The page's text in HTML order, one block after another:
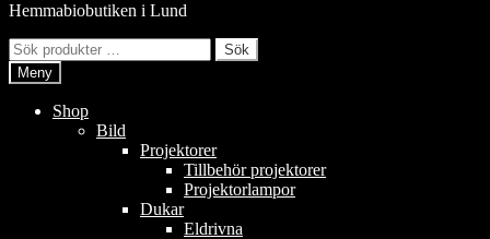
navigering
innehåll
Hemmabiobutiken i Lund
Sök
efter:
Sök
Meny
Shop
Bild
Projektorer
Tillbehör projektorer
Projektorlampor
Dukar
Eldrivna